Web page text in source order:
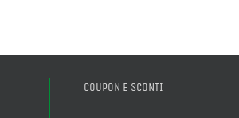
COUPON E SCONTI